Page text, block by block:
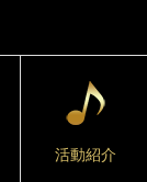
活動紹介